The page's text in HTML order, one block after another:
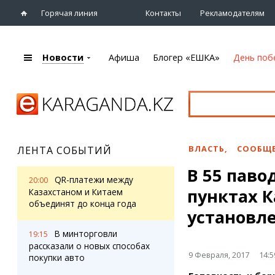
Горячая линия Контакты Рекламодателям
Караганды
eTV
Рассылка новостей
Персоны
Афиша
Театры
Спорт
Выставки
Цирк и зоопарк
Блогер «ЕШКА»
Лента блогера
Web-камеры
Новости Афиша Блогер «ЕШКА» День
ЛЕНТА СОБЫТИЙ
20:00
QR-платежи между
Казахстаном и Китаем
объединят до конца года
19:15
В минторговли
рассказали о новых способах
покупки авто
ВЛАСТЬ,
В 55
пунктах
9 Февраля, 2017